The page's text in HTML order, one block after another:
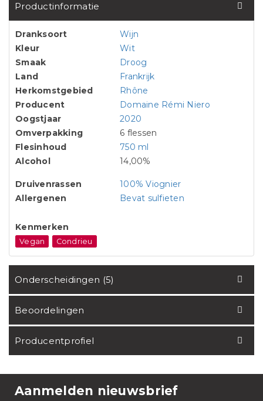
Productinformatie
Dranksoort
Wijn
Kleur
Wit
Smaak
Droog
Land
Frankrijk
Herkomstgebied
Rhône
Producent
Domaine Rémi Niero
Oogstjaar
2020
Omverpakking
6 flessen
Flesinhoud
750 ml
Alcohol
14,00%
Druivenrassen
100% Viognier
Allergenen
Bevat sulfieten
Kenmerken
Vegan Condrieu
Onderscheidingen (5)
Beoordelingen
Producentprofiel
Aanmelden nieuwsbrief